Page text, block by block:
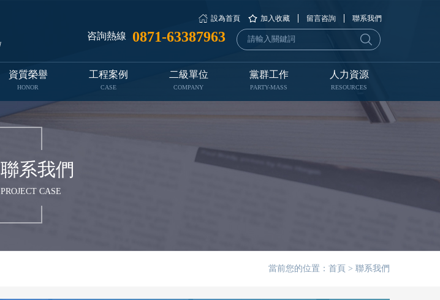
聯系我們
留言咨詢
加入收藏
設為首頁
咨詢熱線 0871-63387963
資質榮譽
HONOR
工程案例
CASE
二級單位
COMPANY
黨群工作
PARTY-MASS
人力資源
RESOURCES
聯系我們
PROJECT CASE
當前您的位置： 首頁 > 聯系我們